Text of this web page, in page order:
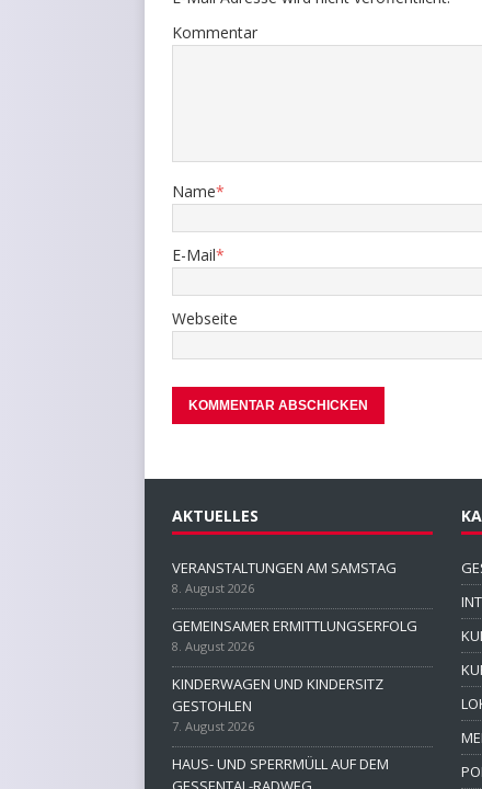
Kommentar
Name*
E-Mail*
Webseite
AKTUELLES
VERANSTALTUNGEN AM SAMSTAG
8. August 2026
GEMEINSAMER ERMITTLUNGSERFOLG
8. August 2026
KINDERWAGEN UND KINDERSITZ
GESTOHLEN
7. August 2026
HAUS- UND SPERRMÜLL AUF DEM